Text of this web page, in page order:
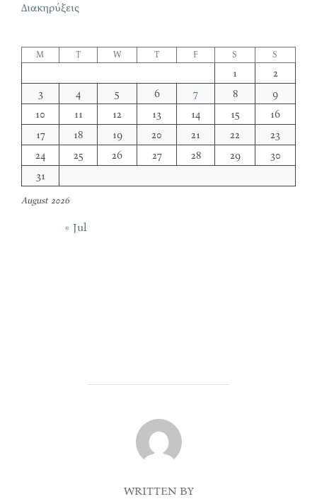
Διακηρύξεις
August 2026
M T W T F S S
1
2
3
4 5 6 7 8
9
10
11 12 13 14 15
16
17
18 19 20 21 22
23
24
25 26 27 28 29
30
31
« Jul
POST AUTHOR
WRITTEN BY